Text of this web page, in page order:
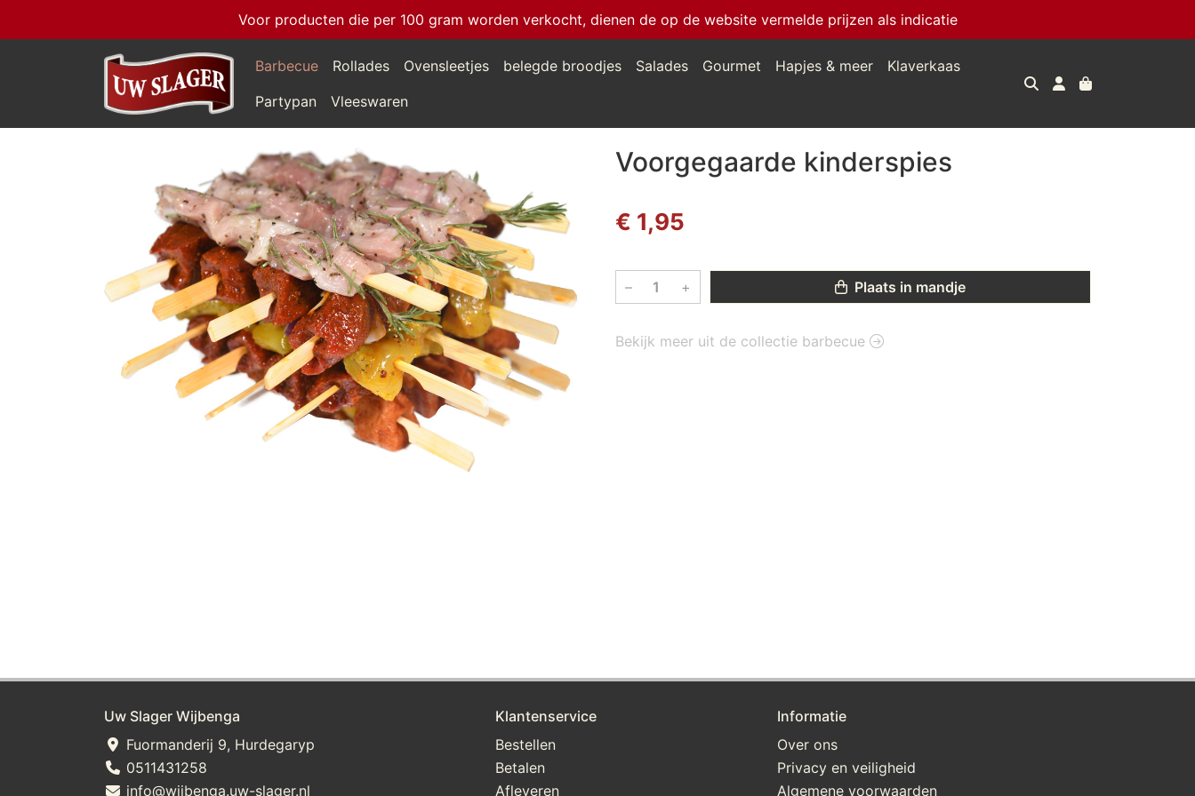
Voor producten die per 100 gram worden verkocht, dienen de op de website vermelde prijzen als indicatie
Barbecue Rollades Ovensleetjes belegde broodjes Salades Gourmet Hapjes & meer
Klaverkaas
Partypan
Vleeswaren
Voorgegaarde kinderspies
€ 1,95
– + Plaats in mandje
Bekijk meer uit de collectie barbecue
Uw Slager Wijbenga
Fuormanderij 9, Hurdegaryp
0511431258
info@wijbenga.uw-slager.nl
Klantenservice
Bestellen
Betalen
Afleveren
Informatie
Over ons
Privacy en veiligheid
Algemene voorwaarden